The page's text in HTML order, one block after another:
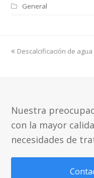
General
previous
Descalcificación de agua
Nuestra
con la mayor
necesidades de